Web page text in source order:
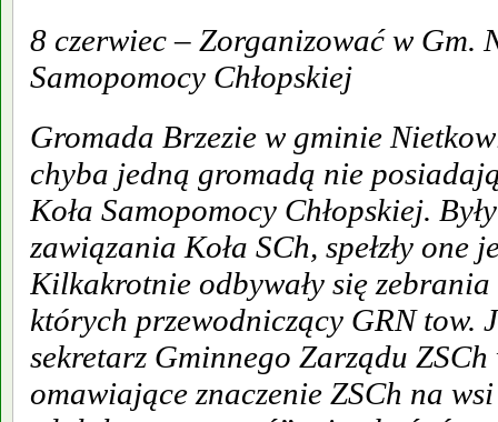
8 czerwiec – Zorganizować w Gm.
Samopomocy Chłopskiej
Gromada Brzezie w gminie
chyba jedną gromadą nie
Koła Samopomocy Chłopskiej.
zawiązania Koła SCh, spełzły one
Kilkakrotnie odbywały się
których przewodniczący GRN tow.
sekretarz Gminnego Zarządu
omawiające znaczenie ZSCh na